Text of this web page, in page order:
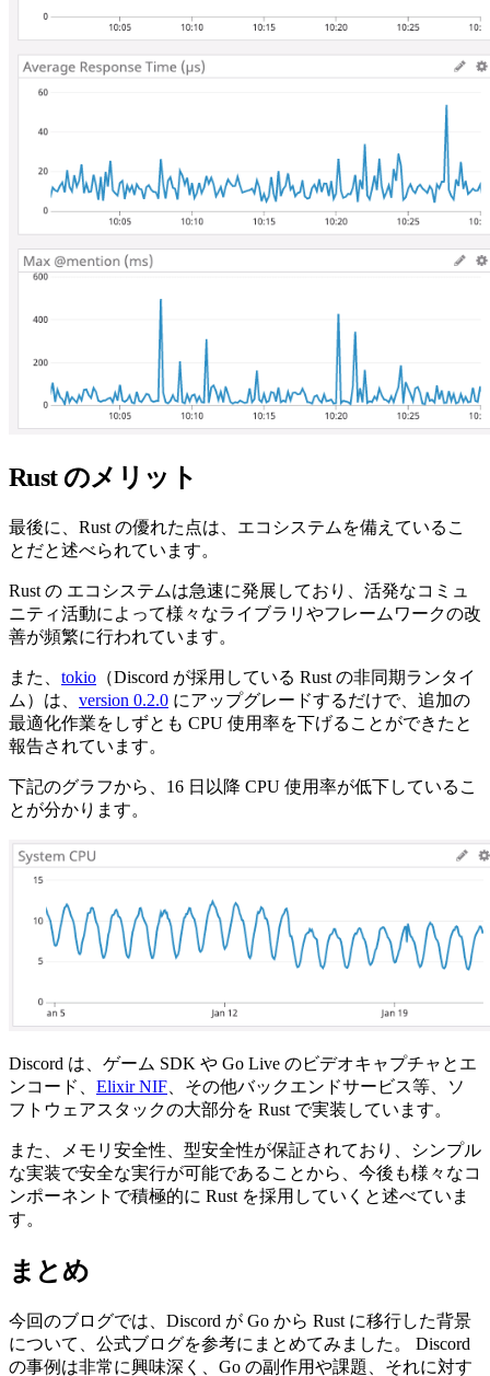
Rust のメリット
最後に、Rust の優れた点は、エコシステムを備えているこ
とだと述べられています。
Rust の エコシステムは急速に発展しており、活発なコミュ
ニティ活動によって様々なライブラリやフレームワークの改
善が頻繁に行われています。
また、 tokio （Discord が採用している Rust の非同期ランタイ
ム）は、 version 0.2.0 にアップグレードするだけで、追加の
最適化作業をしずとも CPU 使用率を下げることができたと
報告されています。
下記のグラフから、16 日以降 CPU 使用率が低下しているこ
とが分かります。
Discord は、ゲーム SDK や Go Live のビデオキャプチャとエ
ンコード、 Elixir NIF 、その他バックエンドサービス等、ソ
フトウェアスタックの大部分を Rust で実装しています。
また、メモリ安全性、型安全性が保証されており、シンプル
な実装で安全な実行が可能であることから、今後も様々なコ
ンポーネントで積極的に Rust を採用していくと述べていま
す。
まとめ
今回のブログでは、Discord が Go から Rust に移行した背景
について、公式ブログを参考にまとめてみました。 Discord
の事例は非常に興味深く、Go の副作用や課題、それに対す